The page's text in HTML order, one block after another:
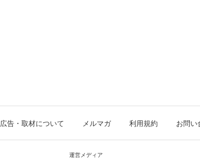
広告・取材について メルマガ 利用規約 お問い
運営メディア